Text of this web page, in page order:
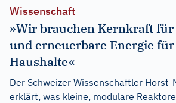
Wissenschaft
»Wir brauchen Kernkraft
und erneuerbare Energie
Haushalte«
Der Schweizer Wissenschaftler
erklärt, was kleine, modulare